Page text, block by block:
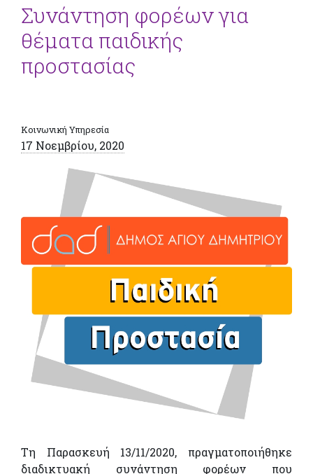
Συνάντηση φορέων για
θέματα παιδικής
προστασίας
Κοινωνική Υπηρεσία
17 Νοεμβρίου, 2020
Τη Παρασκευή 13/11/2020, πραγματοποιήθηκε
διαδικτυακή συνάντηση φορέων που